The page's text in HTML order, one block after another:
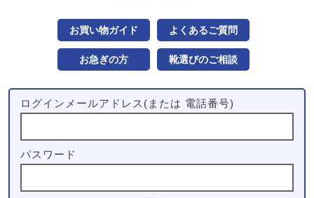
お買い物ガイド よくあるご質問
お急ぎの方 靴選びのご相談
ログインメールアドレス(または 電話番号)
パスワード